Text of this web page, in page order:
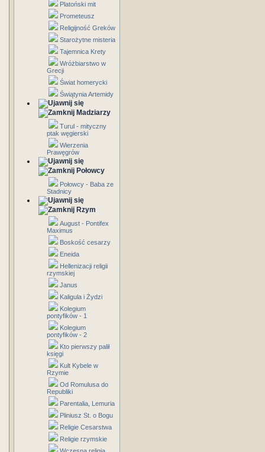
Platoński mit
Prometeusz
Religijność Greków
Starożytne misteria
Tajemnica Krety
Wróżbiarstwo w
Grecji
Świat homerycki
Świątynia Artemidy
Madziarzy
Turul - mityczny
ptak węgierski
Wierzenia
Prawęgrów
Połowcy
Połowcy - Baba ze
Stadnicy
Rzym
August - Pontifex
Maximus
Boskość cesarzy
Eneida
Hellenizacji religii
rzymskiej
Janus
Kaligula i Żydzi
Kolegium
pontyfików - 1
Kolegium
pontyfików - 2
Kto pierwszy palił
księgi
Kult Kybele w
Rzymie
Od Romulusa do
Republiki
Parentalia, Lemuria
Pliniusz St. o Bogu
Religie Cesarstwa
Religie rzymskie